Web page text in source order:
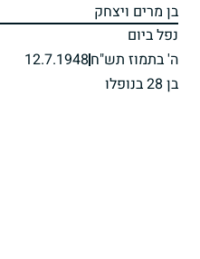
בן מרים ויצחק
נפל ביום
ה' בתמוז תש"ח12.7.1948
בן 28 בנופלו